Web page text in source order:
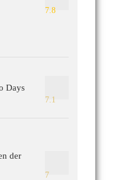
7.8
Days
7.1
der
7